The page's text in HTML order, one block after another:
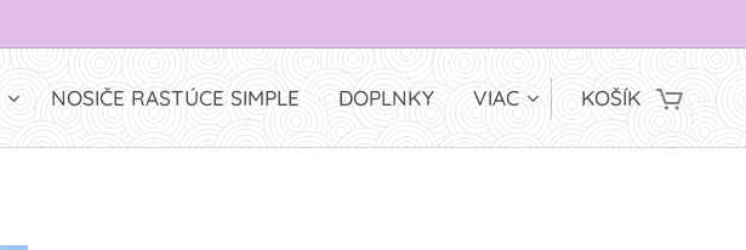
NOSIČE RASTÚCE SIMPLE DOPLNKY VIAC KOŠÍK